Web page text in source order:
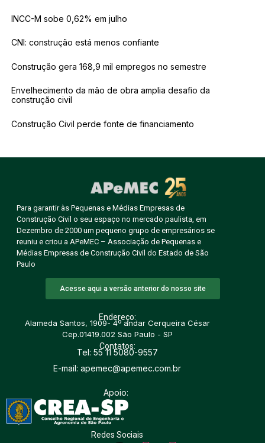
INCC-M sobe 0,62% em julho
CNI: construção está menos confiante
Construção gera 168,9 mil empregos no semestre
Envelhecimento da mão de obra amplia desafio da
construção civil
Construção Civil perde fonte de financiamento
Para garantir às Pequenas e Médias Empresas de
Construção Civil o seu espaço no mercado paulista, em
Dezembro de 2000 um pequeno grupo de empresários se
reuniu e criou a APeMEC – Associação de Pequenas e
Médias Empresas de Construção Civil do Estado de São
Paulo
Acesse aqui a versão anterior do nosso site
Endereço:
Alameda Santos, 1909- 4º andar Cerqueira César
Cep.01419.002 São Paulo - SP
Contatos:
Tel: 55 11 5080-9557
E-mail: apemec@apemec.com.br
Apoio:
Redes Sociais